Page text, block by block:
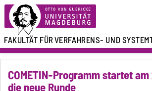
FAKULTÄT FÜRVERFAHRENS- UND
COMETIN-Programm startet am